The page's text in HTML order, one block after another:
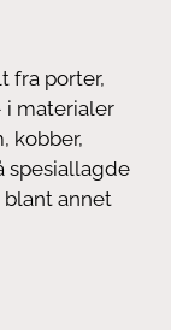
fra porter,
i materialer
kobber,
spesiallagde
annet